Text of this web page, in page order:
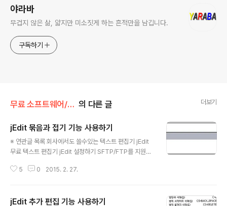
야라바
무겁지 않은 삶, 얇지만 미소짓게 하는 흔적만을 남깁니다.
구독하기
무료 소프트웨어/사용자 도구 의 다른 글 더보기
jEdit 묶음과 접기 기능 사용하기
※ 연관글 목록 회사에서도 쓸수있는 텍스트 편집기 jEdit
무료 텍스트 편집기 jEdit 설정하기 SFTP/FTP를 지원하
으로 라인 정렬하기 jEdit 마커 활용하기 jEdit 액션 스크립
기능 활용하기 jEdit 검색 활용과 정규식 jEdit 추가 편집
5 0 2015. 2. 27.
jEdit 추가 편집 기능 사용하기